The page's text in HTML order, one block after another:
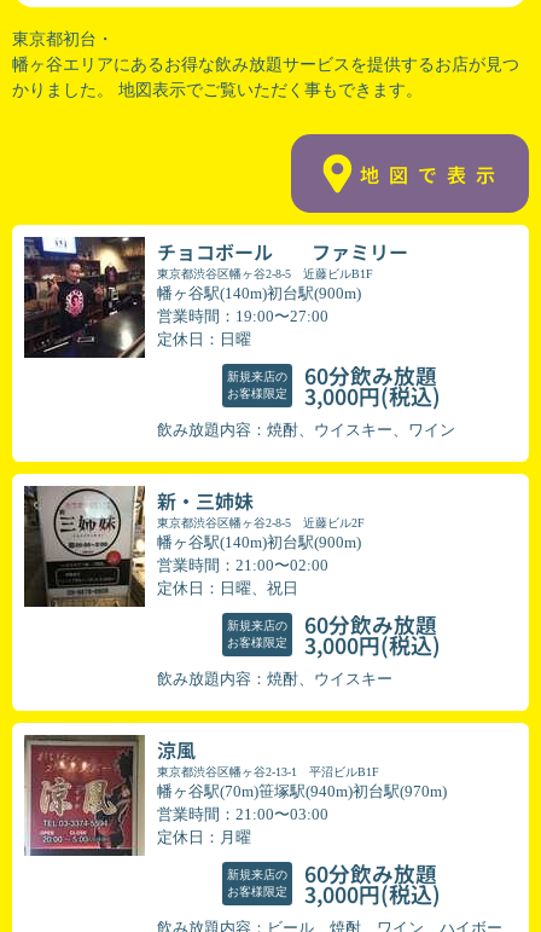
東京都初台・
幡ヶ谷エリアにあるお得な飲み放題サービスを提供するお店が見つ
かりました。 地図表示でご覧いただく事もできます。
地図で表示
チョコボール ファミリー
東京都渋谷区幡ヶ谷2-8-5 近藤ビルB1F
幡ヶ谷駅(140m)初台駅(900m)
営業時間：19:00〜27:00
定休日：日曜
新規来店の
お客様限定
60分飲み放題
3,000円(税込)
飲み放題内容：焼酎、ウイスキー、ワイン
新・三姉妹
東京都渋谷区幡ヶ谷2-8-5 近藤ビル2F
幡ヶ谷駅(140m)初台駅(900m)
営業時間：21:00〜02:00
定休日：日曜、祝日
新規来店の
お客様限定
60分飲み放題
3,000円(税込)
飲み放題内容：焼酎、ウイスキー
涼風
東京都渋谷区幡ヶ谷2-13-1 平沼ビルB1F
幡ヶ谷駅(70m)笹塚駅(940m)初台駅(970m)
営業時間：21:00〜03:00
定休日：月曜
新規来店の
お客様限定
60分飲み放題
3,000円(税込)